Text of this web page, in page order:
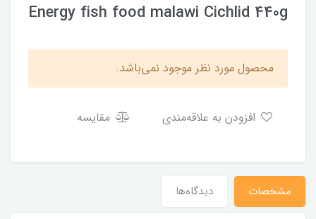
Energy fish food malawi Cichlid 440g
محصول مورد نظر موجود نمی‌باشد.
مقایسه
مشخصات دیدگاه‌ها